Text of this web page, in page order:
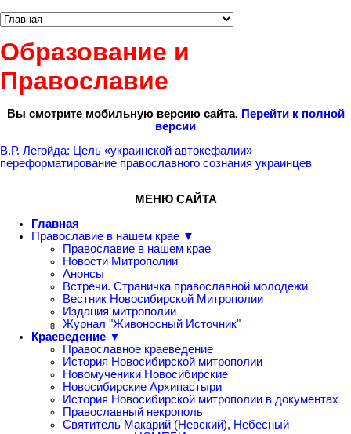
Образование и
Православие
Вы смотрите мобильную версию сайта. Перейти к полной
версии
В.Р. Легойда: Цель «украинской автокефалии» —
переформатирование православного сознания украинцев
МЕНЮ САЙТА
Главная
Православие в нашем крае ▼
Православие в нашем крае
Новости Митрополии
Анонсы
Встречи. Страничка православной молодежи
Вестник Новосибирской Митрополии
Издания митрополии
Журнал "Живоносный Источник"
Краеведение ▼
Православное краеведение
История Новосибирской митрополии
Новомученики Новосибирские
Новосибирские Архипастыри
История Новосибирской митрополии в документах
Православный некрополь
Святитель Макарий (Невский), Небесный